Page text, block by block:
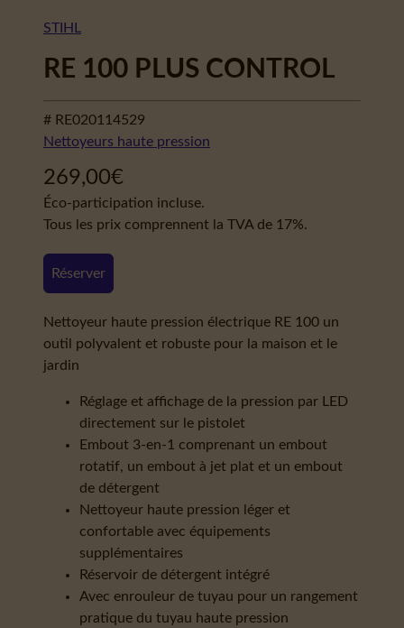
STIHL
RE 100 PLUS CONTROL
# RE020114529
Nettoyeurs haute pression
269,00€
Éco-participation incluse.
Tous les prix comprennent la TVA de 17%.
Réserver
Nettoyeur haute pression électrique RE 100 un
outil polyvalent et robuste pour la maison et le
jardin
Réglage et affichage de la pression par LED
directement sur le pistolet
Embout 3-en-1 comprenant un embout
rotatif, un embout à jet plat et un embout
de détergent
Nettoyeur haute pression léger et
confortable avec équipements
supplémentaires
Réservoir de détergent intégré
Avec enrouleur de tuyau pour un rangement
pratique du tuyau haute pression